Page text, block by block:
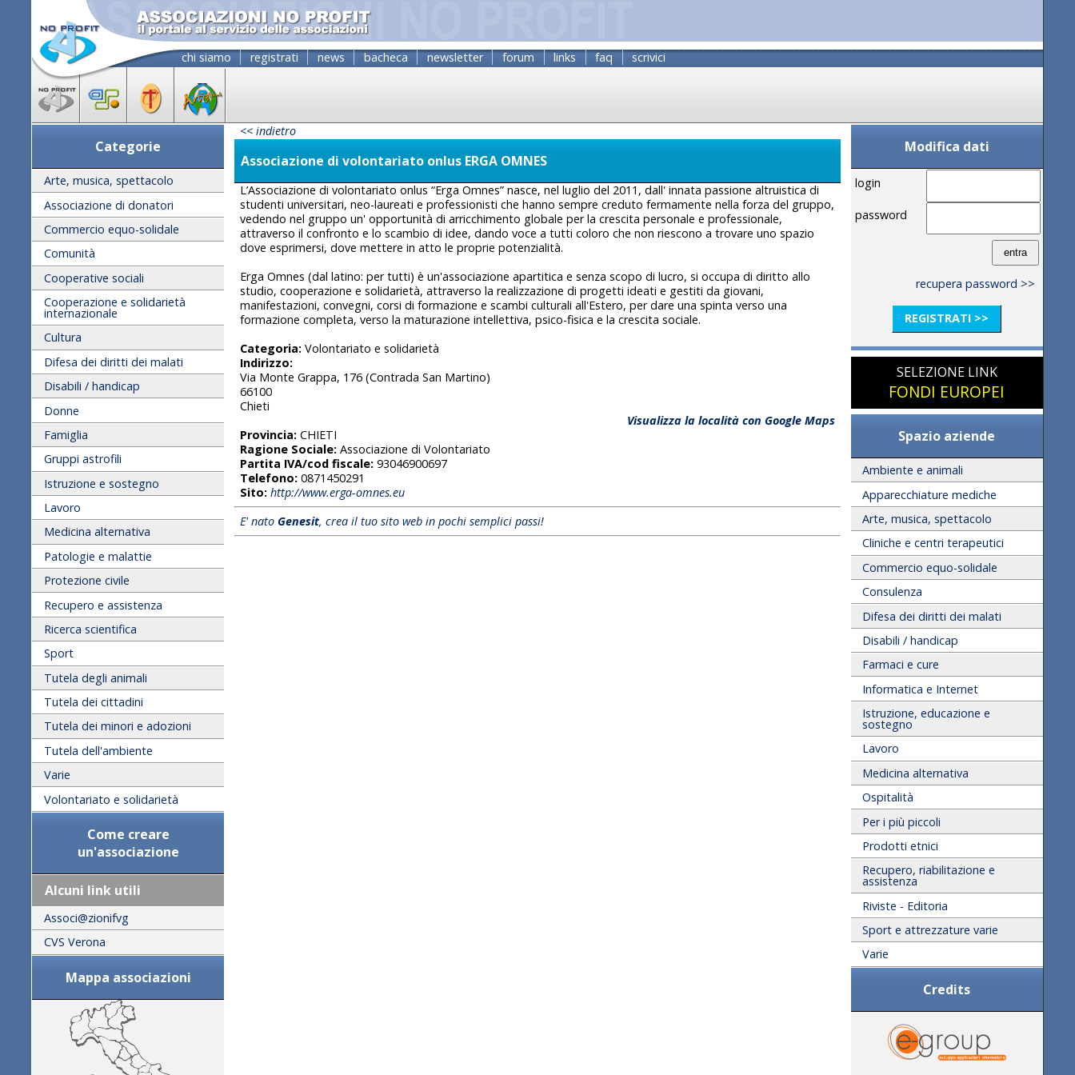
chi siamo registrati news bacheca newsletter forum links faq scrivici
Categorie
Arte, musica, spettacolo
Associazione di donatori
Commercio equo-solidale
Comunità
Cooperative sociali
Cooperazione e solidarietà
internazionale
Cultura
Difesa dei diritti dei malati
Disabili / handicap
Donne
Famiglia
Gruppi astrofili
Istruzione e sostegno
Lavoro
Medicina alternativa
Patologie e malattie
Protezione civile
Recupero e assistenza
Ricerca scientifica
Sport
Tutela degli animali
Tutela dei cittadini
Tutela dei minori e adozioni
Tutela dell'ambiente
Varie
Volontariato e solidarietà
Come creare
un'associazione
Alcuni link utili
Associ@zionifvg
CVS Verona
Mappa associazioni
<< indietro
Associazione di volontariato onlus ERGA OMNES
L’Associazione di volontariato onlus “Erga Omnes” nasce, nel luglio del 2011, dall' innata passione altruistica di
studenti universitari, neo-laureati e professionisti che hanno sempre creduto fermamente nella forza del gruppo,
vedendo nel gruppo un' opportunità di arricchimento globale per la crescita personale e professionale,
attraverso il confronto e lo scambio di idee, dando voce a tutti coloro che non riescono a trovare uno spazio
dove esprimersi, dove mettere in atto le proprie potenzialità.
Erga Omnes (dal latino: per tutti) è un'associazione apartitica e senza scopo di lucro, si occupa di diritto allo
studio, cooperazione e solidarietà, attraverso la realizzazione di progetti ideati e gestiti da giovani,
manifestazioni, convegni, corsi di formazione e scambi culturali all'Estero, per dare una spinta verso una
formazione completa, verso la maturazione intellettiva, psico-fisica e la crescita sociale.
Categoria: Volontariato e solidarietà
Indirizzo:
Via Monte Grappa, 176 (Contrada San Martino)
66100
Chieti
Visualizza la località con Google Maps
Provincia: CHIETI
Ragione Sociale: Associazione di Volontariato
Partita IVA/cod fiscale: 93046900697
Telefono: 0871450291
Sito: http://www.erga-omnes.eu
E' nato Genesit, crea il tuo sito web in pochi semplici passi!
Modifica dati
login
password
recupera password >>
REGISTRATI >>
SELEZIONE LINK
FONDI EUROPEI
Spazio aziende
Ambiente e animali
Apparecchiature mediche
Arte, musica, spettacolo
Cliniche e centri terapeutici
Commercio equo-solidale
Consulenza
Difesa dei diritti dei malati
Disabili / handicap
Farmaci e cure
Informatica e Internet
Istruzione, educazione e
sostegno
Lavoro
Medicina alternativa
Ospitalità
Per i più piccoli
Prodotti etnici
Recupero, riabilitazione e
assistenza
Riviste - Editoria
Sport e attrezzature varie
Varie
Credits